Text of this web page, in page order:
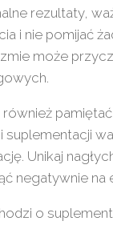
rezultaty,
i nie pomijać
może
suplementacji
Unikaj
negatywnie
o